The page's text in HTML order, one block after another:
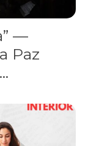
—
Paz